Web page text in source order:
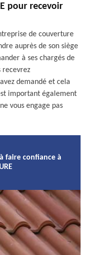
pour recevoir
de couverture
auprès de son siège
à ses chargés de
recevrez
demandé et cela
important également
vous engage pas
faire confiance à